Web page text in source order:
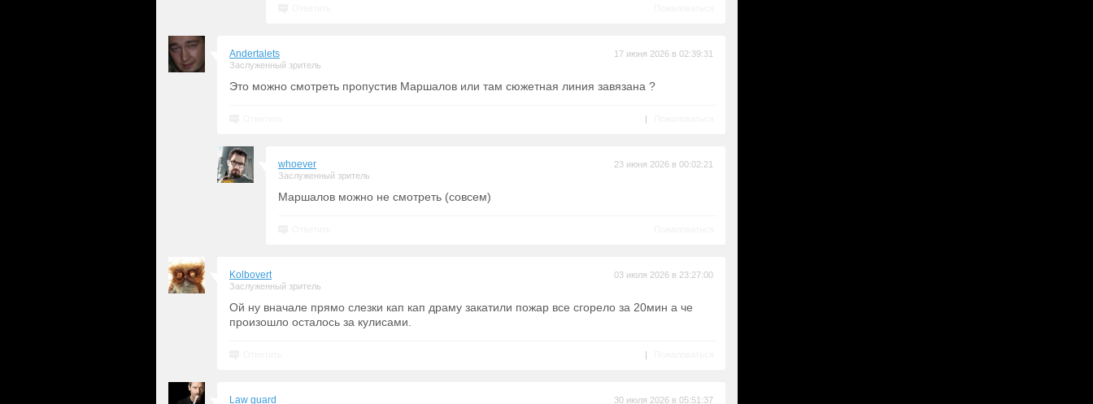
Andertalets
Заслуженный зритель
17 июня 2026 в 02:39:31
Это можно смотреть пропустив Маршалов или там сюжетная линия завязана ?
|
whoever
Заслуженный зритель
23 июня 2026 в 00:02:21
Маршалов можно не смотреть (совсем)
Kolbovert
Заслуженный зритель
03 июля 2026 в 23:27:00
Ой ну вначале прямо слезки кап кап драму закатили пожар все сгорело за 20мин а че
произошло осталось за кулисами.
|
Law guard 30 июля 2026 в 05:51:37